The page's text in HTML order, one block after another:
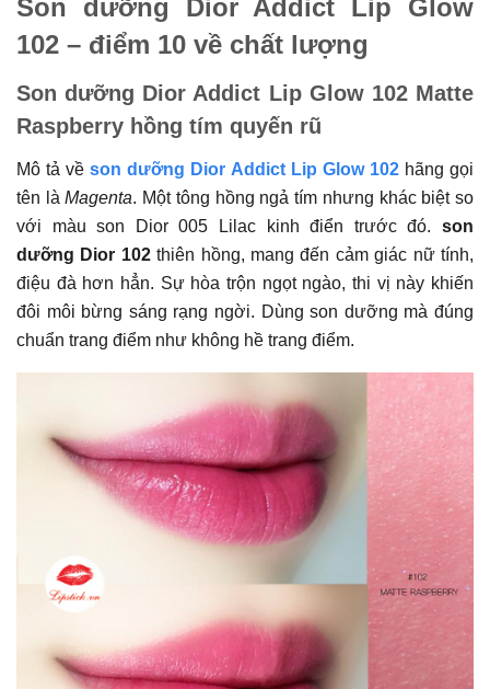
Son dưỡng Dior Addict Lip Glow
102 – điểm 10 về chất lượng
Son dưỡng Dior Addict Lip Glow 102 Matte
Raspberry hồng tím quyến rũ
Mô tả vềson dưỡng Dior Addict Lip Glow 102 hãng gọi
tên làMagenta. Một tông hồng ngả tím nhưng khác biệt so
với màu son Dior 005 Lilac kinh điển trước đó. son
dưỡng Dior 102thiên hồng, mang đến cảm giác nữ tính,
điệu đà hơn hẳn. Sự hòa trộn ngọt ngào, thi vị này khiến
đôi môi bừng sáng rạng ngời. Dùng son dưỡng mà đúng
chuẩn trang điểm như không hề trang điểm.